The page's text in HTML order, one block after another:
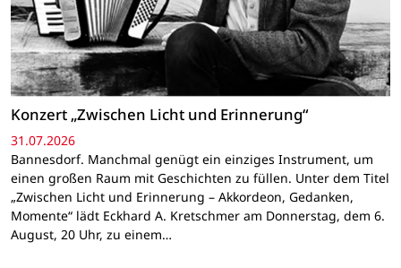
Konzert „Zwischen Licht und Erinnerung“
31.07.2026
Bannesdorf. Manchmal genügt ein einziges Instrument, um
einen großen Raum mit Geschichten zu füllen. Unter dem Titel
„Zwischen Licht und Erinnerung – Akkordeon, Gedanken,
Momente“ lädt Eckhard A. Kretschmer am Donnerstag, dem 6.
August, 20 Uhr, zu einem…